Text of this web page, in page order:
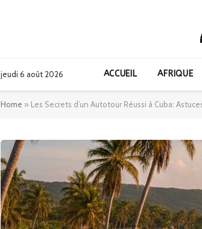
jeudi 6 août 2026 ACCUEIL AFRIQUE
Home » Les Secrets d’un Autotour Réussi à Cuba: